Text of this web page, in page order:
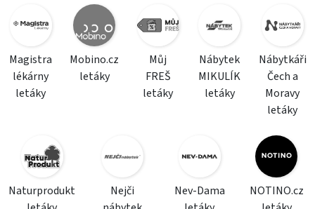
Magistra
lékárny
letáky
Mobino.cz
letáky
Můj
FREŠ
letáky
Nábytek
MIKULÍK
letáky
Nábytkáři
Čech a
Moravy
letáky
Naturprodukt
Nejči
Nev-Dama
NOTINO.cz